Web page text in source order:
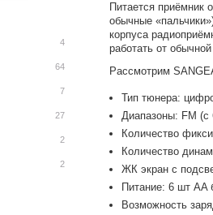
Питается приёмник
обычные
корпуса
работать от
Рассмотрим
Тип тюнера:
Диапазоны: FM (c
Количество
Количество
ЖК экран с
Питание: 6 шт AA
Возможность
4
64
7
27
2
2